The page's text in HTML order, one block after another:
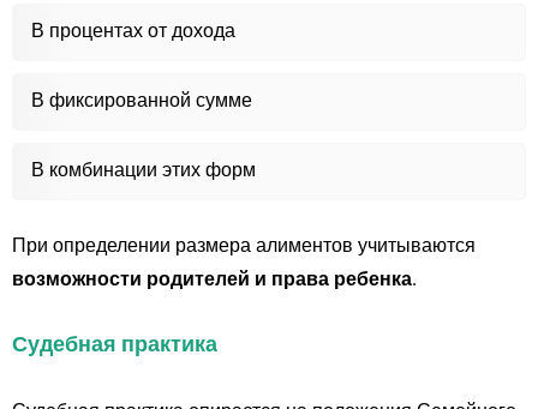
В процентах от дохода
В фиксированной сумме
В комбинации этих форм
При определении размера алиментов учитываются
возможности родителей и права ребенка.
Судебная практика